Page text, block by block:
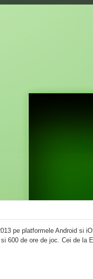
pe platformele Android si
600 de ore de joc. Cei de la